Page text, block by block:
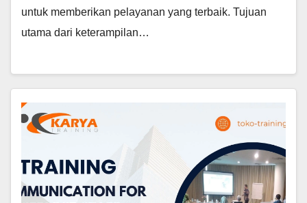
untuk memberikan pelayanan yang terbaik. Tujuan
utama dari keterampilan…